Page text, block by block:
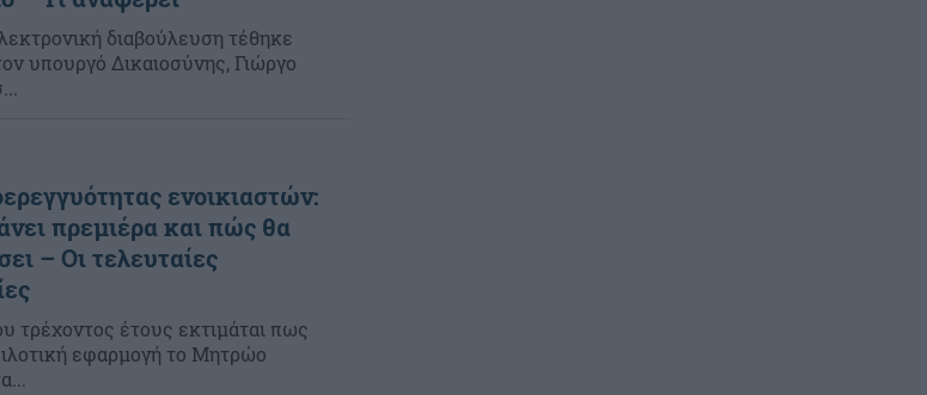
διαβούλευση τέθηκε
υπουργό Δικαιοσύνης, Γιώργο
ενοικιαστών:
πρεμιέρα και πώς θα
– Οι τελευταίες
τρέχοντος έτους εκτιμάται πως
εφαρμογή το Μητρώο